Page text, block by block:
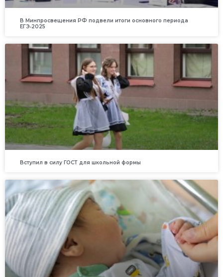
В Минпросвещения РФ подвели итоги основного периода
ЕГЭ‑2025
Вступил в силу ГОСТ для школьной формы